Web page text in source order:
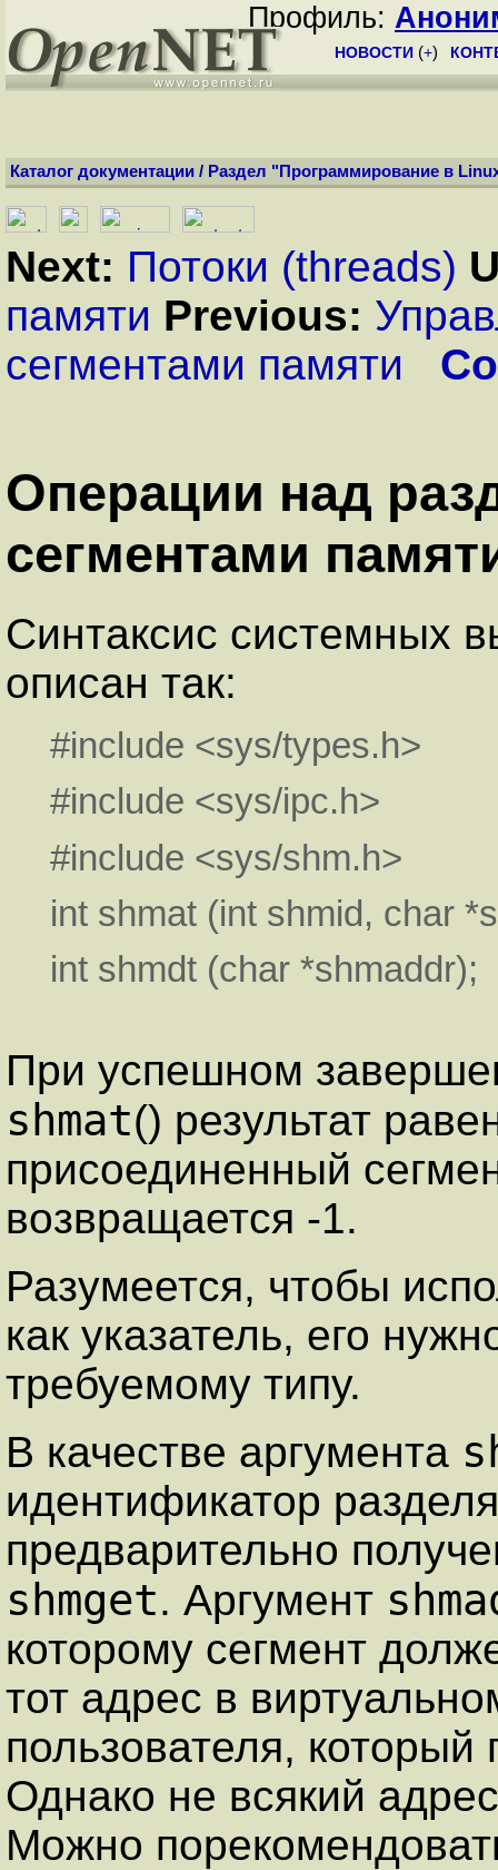
Профиль:
НОВОСТИ (+)
Каталог документации / Раздел "Программирование в
Next: Потоки (threads)
памяти Previous:
сегментами памяти
Операции над
сегментами
Cинтаксис системных
описан так:
#include <sys/types.h>
#include <sys/ipc.h>
#include <sys/shm.h>
int shmat (int shmid, char
int shmdt (char *shmaddr);
При успешном
shmat() результат
присоединенный
возвращается -1.
Разумеется, чтобы
как указатель, его
требуемому типу.
В качестве аргумента
идентификатор
предварительно
shmget. Аргумент
которому сегмент
тот адрес в
пользователя, который
Однако не всякий
Можно